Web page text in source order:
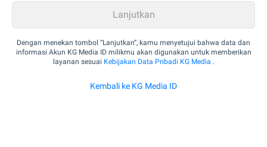
Dengan menekan tombol “Lanjutkan”, kamu menyetujui bahwa data dan
informasi Akun KG Media ID milikmu akan digunakan untuk memberikan
layanan sesuai Kebijakan Data Pribadi KG Media .
Kembali ke KG Media ID